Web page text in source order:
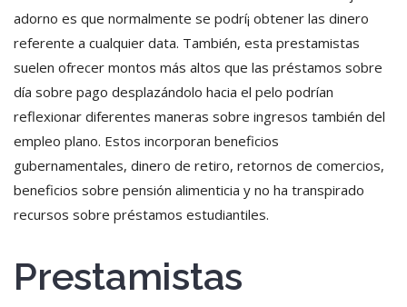
adorno es que normalmente se podrí¡ obtener las dinero
referente a cualquier data. También, esta prestamistas
suelen ofrecer montos más altos que las préstamos sobre
día sobre pago desplazándolo hacia el pelo podrían
reflexionar diferentes maneras sobre ingresos también del
empleo plano. Estos incorporan beneficios
gubernamentales, dinero de retiro, retornos de comercios,
beneficios sobre pensión alimenticia y no ha transpirado
recursos sobre préstamos estudiantiles.
Prestamistas